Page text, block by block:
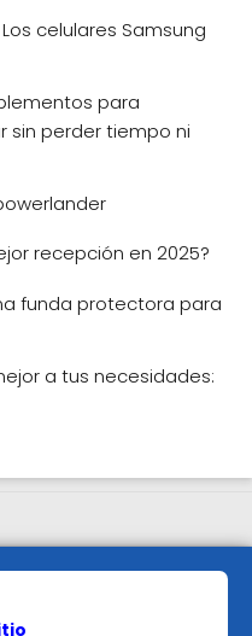
celulares Samsung
para
sin perder tiempo ni
recepción en 2025?
funda protectora para
a tus necesidades: